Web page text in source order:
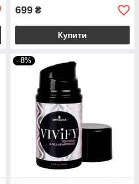
699 ₴
Купити
–8%